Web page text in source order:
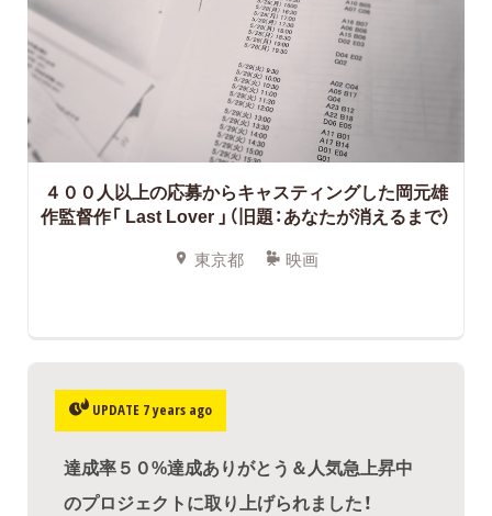
４００人以上の応募からキャスティングした岡元雄
作監督作「 Last Lover 」（旧題：あなたが消えるまで）
東京都 映画
UPDATE 7 years ago
達成率５０%達成ありがとう＆人気急上昇中
のプロジェクトに取り上げられました！